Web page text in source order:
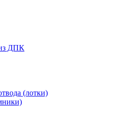
из ДПК
(лотки)